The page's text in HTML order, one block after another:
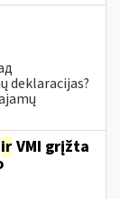
deklaracijas?
ir VMI grįžta